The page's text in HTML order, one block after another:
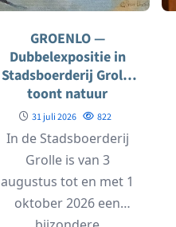
GROENLO —
Dubbelexpositie in
Stadsboerderij Grolle
toont natuur
geïnspireerde kunst
en sieraden
31 juli 2026 822
In de Stadsboerderij
Grolle is van 3
augustus tot en met 1
oktober 2026 een